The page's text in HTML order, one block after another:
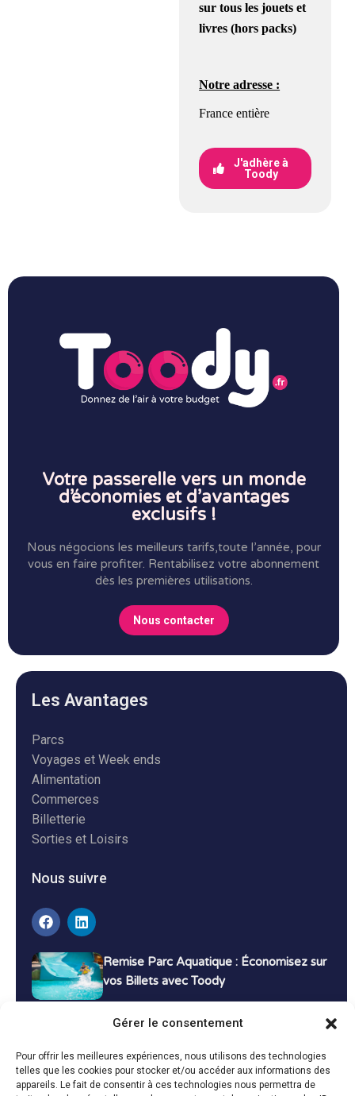
Gérer le consentement
Pour offrir les meilleures expériences, nous utilisons des technologies
telles que les cookies pour stocker et/ou accéder aux informations des
appareils. Le fait de consentir à ces technologies nous permettra de
sur tous les jouets et
livres(hors packs)
Notre adresse :
France entière
J'adhère à
Toody
Votre passerelle vers un monde
d’économies et d’avantages
exclusifs !
Nous négocions les meilleurs tarifs,toute l’année, pour
vous en faire profiter. Rentabilisez votre abonnement
dès les premières utilisations.
Nous contacter
Les Avantages
Parcs
Voyages et Week ends
Alimentation
Commerces
Billetterie
Sorties et Loisirs
Nous suivre
Remise Parc Aquatique : Économisez sur
vos Billets avec Toody
Bons Plans Voyage : Économisez sur vos
Vacances avec Toody